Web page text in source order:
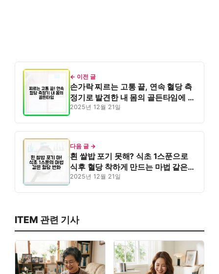
← 이전 글
손가락 찌르는 고통 끝, 연속 혈당 측
정기로 발견한 내 몸의 골든타임에 대
한 블로그 글
2025년 12월 21일
다음 글 →
흰 쌀밥 포기 못해? 식초 1스푼으로
식후 혈당 착하게 만드는 마법 같은
변화에 대한 블로그 글
2025년 12월 21일
ITEM 관련 기사